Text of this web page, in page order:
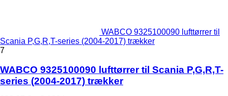
WABCO 9325100090 lufttørrer til
Scania P,G,R,T-series (2004-2017) trækker
7
WABCO 9325100090 lufttørrer til Scania P,G,R,T-
series (2004-2017) trækker